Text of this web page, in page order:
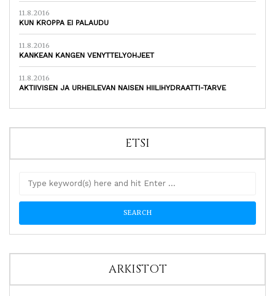
11.8.2016
KUN KROPPA EI PALAUDU
11.8.2016
KANKEAN KANGEN VENYTTELYOHJEET
11.8.2016
AKTIIVISEN JA URHEILEVAN NAISEN HIILIHYDRAATTI-TARVE
ETSI
ARKISTOT